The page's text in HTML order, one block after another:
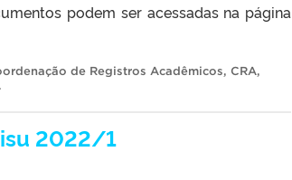
podem ser acessadas na página
de Registros Acadêmicos, CRA,
2022/1